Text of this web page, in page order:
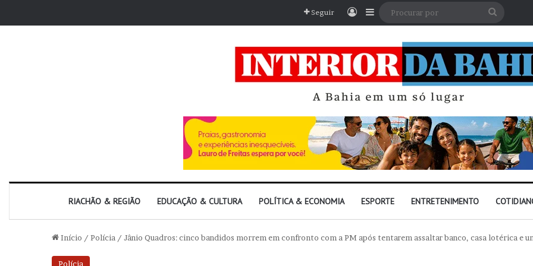
Seguir EntrarBarra Lateral
RIACHÃO & REGIÃO EDUCAÇÃO & CULTURA POLÍTICA & ECONOMIA ESPORTE ENTRETENIMENTO
Início / Polícia / Jânio Quadros: cinco bandidos morrem em confronto com a PM após tentarem assaltar banco, casa lotérica e
Polícia